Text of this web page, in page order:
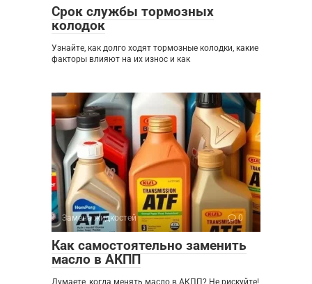
Срок службы тормозных
колодок
Узнайте, как долго ходят тормозные колодки, какие
факторы влияют на их износ и как
Замена жидкостей 0
Как самостоятельно заменить
масло в АКПП